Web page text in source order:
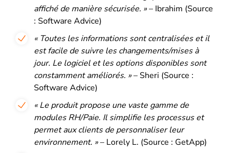
affiché de manière sécurisée. »– Ibrahim (Source
: Software Advice)
« Toutes les informations sont centralisées et il
estfacile de suivre les changements/mises à
jour. Le logiciel et les options disponibles sont
constamment améliorés. »– Sheri (Source :
Software Advice)
« Le produit propose une vaste gamme de
modules RH/Paie. Il simplifie les processus et
permet aux clients de personnaliser leur
environnement. »– Lorely L. (Source : GetApp)